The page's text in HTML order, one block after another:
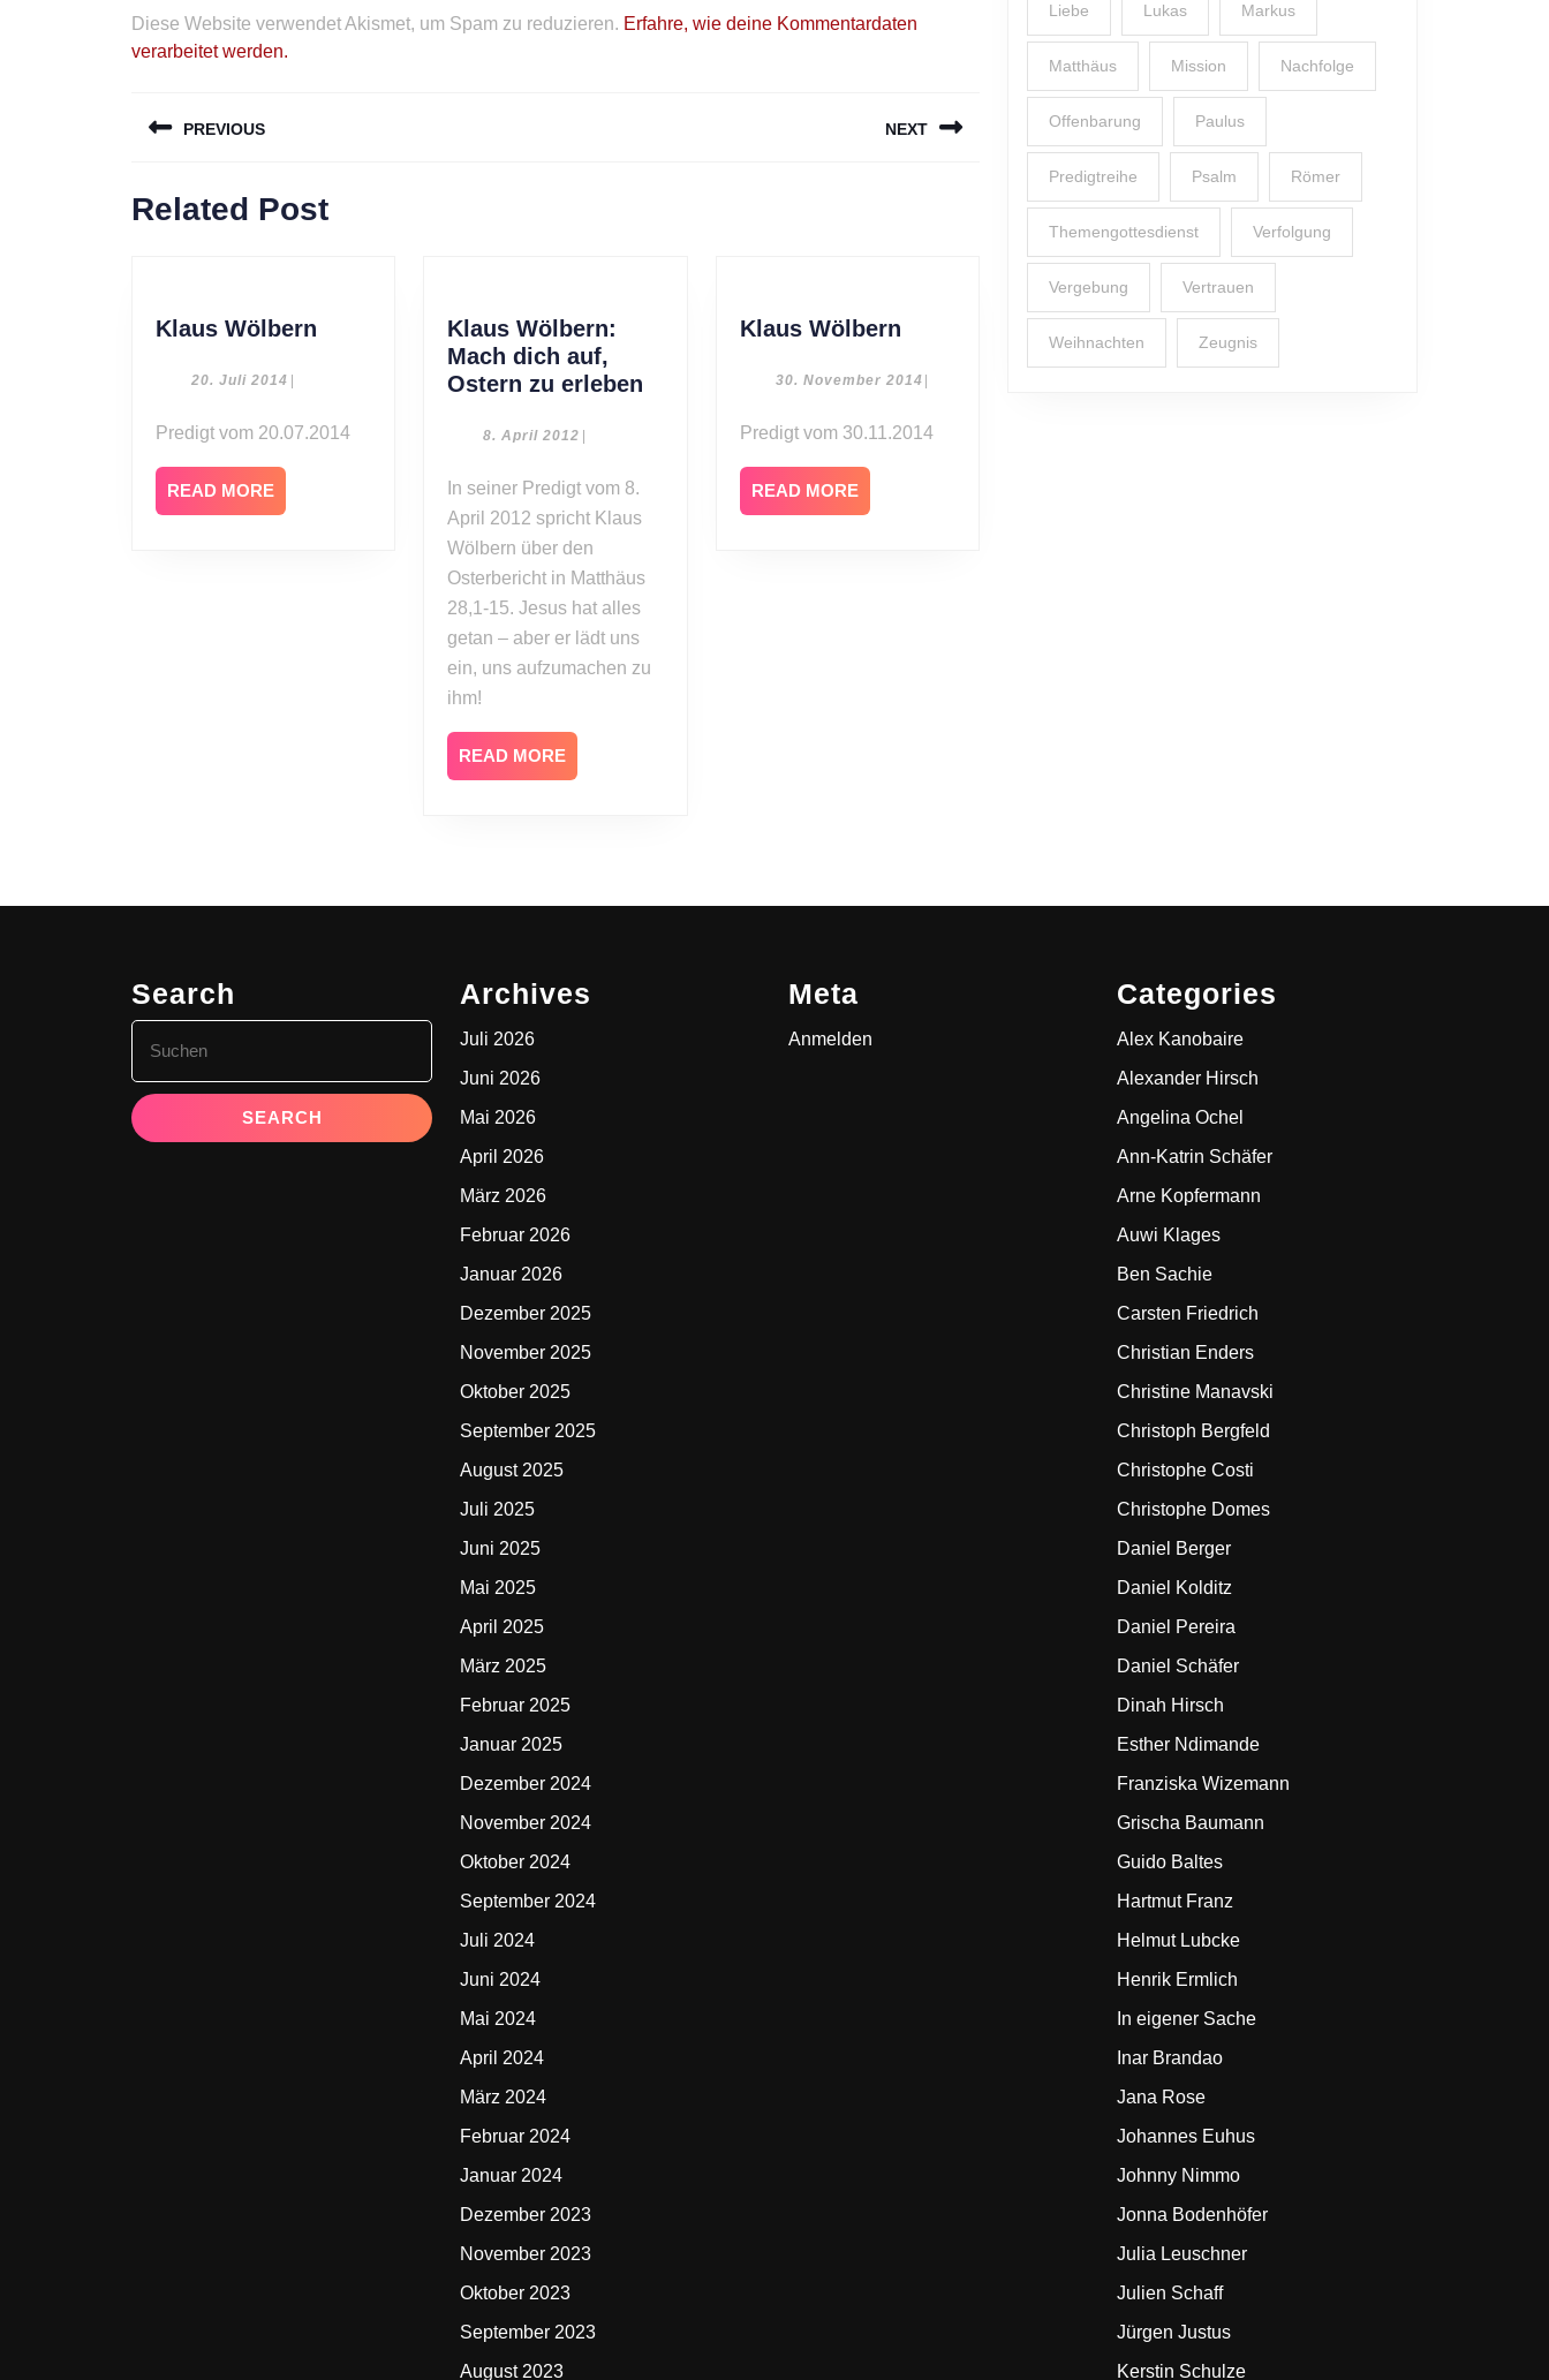
Diese Website verwendet Akismet, um Spam zu reduzieren. Erfahre, wie deine Kommentardaten
verarbeitet werden.
PREVIOUS
post:
NEXT
Related Post
Klaus Wölbern
20. Juli 2014 20.
|
Predigt vom 20.07.2014
READ MORE
MORE
Klaus Wölbern:
Mach dich auf,
Ostern zu erleben
erleben
8. April 2012 8.|
April 2012 spricht Klaus
Wölbern über den
Osterbericht in Matthäus
28,1-15. Jesus hat alles
getan – aber er lädt uns
ein, uns aufzumachen zu
ihm!
READ MORE
MORE
Klaus WölbernKlaus
30. November 201430.
|
Predigt vom 30.11.2014
READ MOREREAD
MORE
Liebe Lukas Markus
Matthäus Mission Nachfolge
Offenbarung Paulus
Predigtreihe Psalm Römer
Themengottesdienst Verfolgung
Vergebung Vertrauen
Weihnachten Zeugnis
Search
for:
Archives
Juli 2026
Juni 2026
Mai 2026
April 2026
März 2026
Februar 2026
Januar 2026
Dezember 2025
November 2025
Oktober 2025
September 2025
August 2025
Juli 2025
Juni 2025
Mai 2025
April 2025
März 2025
Februar 2025
Januar 2025
Dezember 2024
November 2024
Oktober 2024
September 2024
Juli 2024
Juni 2024
Mai 2024
April 2024
März 2024
Februar 2024
Januar 2024
Dezember 2023
November 2023
Oktober 2023
September 2023
August 2023
Meta
Anmelden
Categories
Alex Kanobaire
Alexander Hirsch
Angelina Ochel
Ann-Katrin Schäfer
Arne Kopfermann
Auwi Klages
Ben Sachie
Carsten Friedrich
Christian Enders
Christine Manavski
Christoph Bergfeld
Christophe Costi
Christophe Domes
Daniel Berger
Daniel Kolditz
Daniel Pereira
Daniel Schäfer
Dinah Hirsch
Esther Ndimande
Franziska Wizemann
Grischa Baumann
Guido Baltes
Hartmut Franz
Helmut Lubcke
Henrik Ermlich
In eigener Sache
Inar Brandao
Jana Rose
Johannes Euhus
Johnny Nimmo
Jonna Bodenhöfer
Julia Leuschner
Julien Schaff
Jürgen Justus
Kerstin Schulze